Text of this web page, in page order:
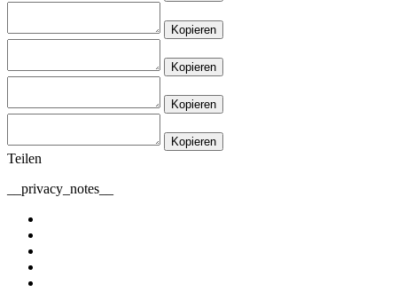
Kopieren
Kopieren
Kopieren
Kopieren
Teilen
__privacy_notes__